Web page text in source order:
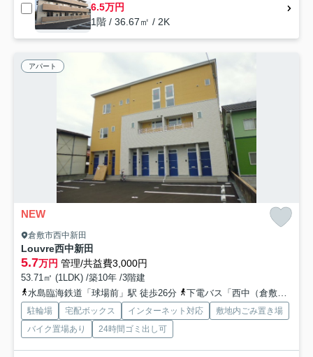
6.5万円
1階 / 36.67㎡ / 2K
アパート
NEW
倉敷市西中新田
Louvre西中新田
5.7万円 管理/共益費3,000円
53.71㎡ (1LDK) /築10年 /3階建
水島臨海鉄道「球場前」駅 徒歩26分
下電バス「西中（倉敷市）」バス停下車 徒歩3分
駐輪場 宅配ボックス インターネット対応
敷地内ごみ置き場
バイク置場あり
24時間ゴミ出し可